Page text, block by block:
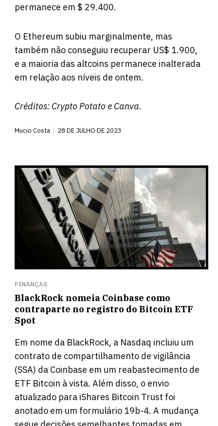
permanece em $ 29.400.
O Ethereum subiu marginalmente, mas
também não conseguiu recuperar US$ 1.900,
e a maioria das altcoins permanece inalterada
em relação aos níveis de ontem.
Créditos: Crypto Potato e Canva.
Mucio Costa 28 DE JULHO DE 2023
FINANÇAS
BlackRock nomeia Coinbase como
contraparte no registro do Bitcoin ETF
Spot
Em nome da BlackRock, a Nasdaq incluiu um
contrato de compartilhamento de vigilância
(SSA) da Coinbase em um reabastecimento de
ETF Bitcoin à vista. Além disso, o envio
atualizado para iShares Bitcoin Trust foi
anotado em um formulário 19b-4. A mudança